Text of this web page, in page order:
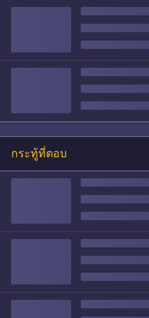
กระทู้ที่ตอบ